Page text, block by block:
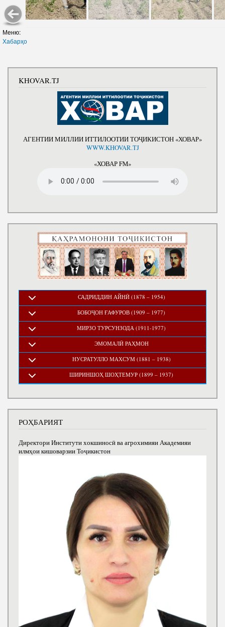
Меню:
Хабарҳо
KHOVAR.TJ
АГЕНТИИ МИЛЛИИ ИТТИЛООТИИ ТОҶИКИСТОН «ХОВАР»
WWW.KHOVAR.TJ
«ХОВАР FM»
САДРИДДИН АЙНӢ (1878 – 1954)
БОБОҶОН ҒАФУРОВ (1909 – 1977)
МИРЗО ТУРСУНЗОДА (1911-1977)
ЭМОМАЛӢ РАҲМОН
НУСРАТУЛЛО МАХСУМ (1881 – 1938)
ШИРИНШОҲ ШОҲТЕМУР (1899 – 1937)
РОҲБАРИЯТ
Директори Институти хокшиносӣ ва агрохимияи Академияи
илмҳои кишоварзии Тоҷикистон